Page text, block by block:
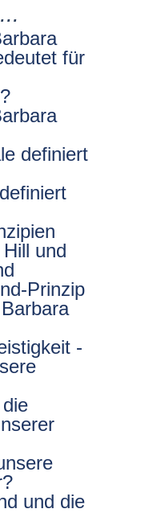
für
definiert
und
Prinzip
-
und die